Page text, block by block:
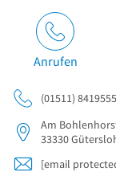
Anrufen
(01511) 8419555
Am
33330
[email